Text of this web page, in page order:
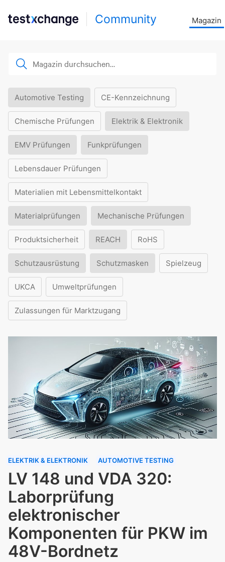
Community Magazin
Automotive Testing CE-Kennzeichnung
Chemische Prüfungen Elektrik & Elektronik
EMV Prüfungen Funkprüfungen
Lebensdauer Prüfungen
Materialien mit Lebensmittelkontakt
Materialprüfungen Mechanische Prüfungen
Produktsicherheit REACH RoHS
Schutzausrüstung Schutzmasken Spielzeug
UKCA Umweltprüfungen
Zulassungen für Marktzugang
ELEKTRIK & ELEKTRONIK AUTOMOTIVE TESTING
LV 148 und VDA 320:
Laborprüfung
elektronischer
Komponenten für PKW im
48V-Bordnetz